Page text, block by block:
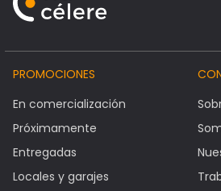
PROMOCIONES
En comercialización
Próximamente
Entregadas
Locales y garajes